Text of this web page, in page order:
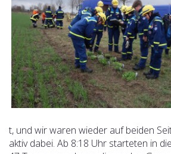
t, und wir waren wieder auf beiden
aktiv dabei. Ab 8:18 Uhr starteten in